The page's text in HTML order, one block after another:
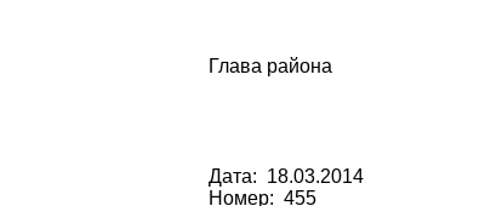
Глава района
Дата: 18.03.2014
Номер: 455